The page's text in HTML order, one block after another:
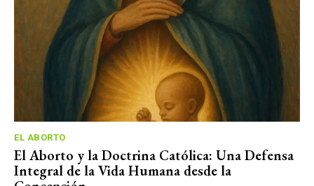
EL ABORTO
El Aborto y la Doctrina Católica: Una Defensa
Integral de la Vida Humana desde la